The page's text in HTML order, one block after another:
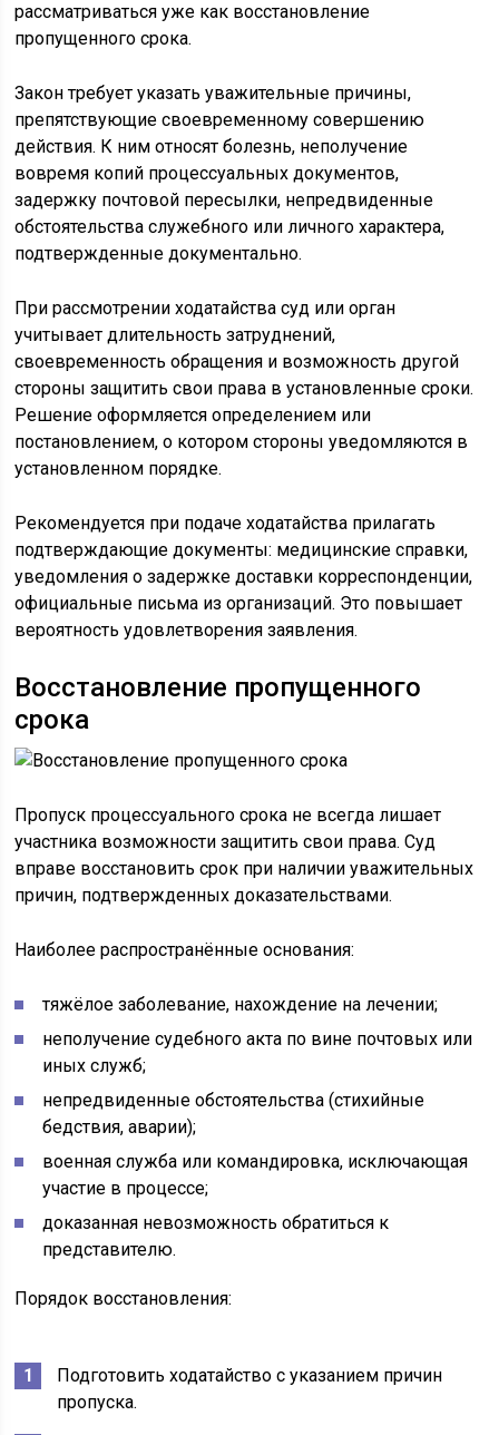
рассматриваться уже как восстановление
пропущенного срока.
Закон требует указать уважительные причины,
препятствующие своевременному совершению
действия. К ним относят болезнь, неполучение
вовремя копий процессуальных документов,
задержку почтовой пересылки, непредвиденные
обстоятельства служебного или личного характера,
подтвержденные документально.
При рассмотрении ходатайства суд или орган
учитывает длительность затруднений,
своевременность обращения и возможность другой
стороны защитить свои права в установленные сроки.
Решение оформляется определением или
постановлением, о котором стороны уведомляются в
установленном порядке.
Рекомендуется при подаче ходатайства прилагать
подтверждающие документы: медицинские справки,
уведомления о задержке доставки корреспонденции,
официальные письма из организаций. Это повышает
вероятность удовлетворения заявления.
Восстановление пропущенного
срока
Пропуск процессуального срока не всегда лишает
участника возможности защитить свои права. Суд
вправе восстановить срок при наличии уважительных
причин, подтвержденных доказательствами.
Наиболее распространённые основания:
тяжёлое заболевание, нахождение на лечении;
неполучение судебного акта по вине почтовых или
иных служб;
непредвиденные обстоятельства (стихийные
бедствия, аварии);
военная служба или командировка, исключающая
участие в процессе;
доказанная невозможность обратиться к
представителю.
Порядок восстановления:
Подготовить ходатайство с указанием причин
пропуска.